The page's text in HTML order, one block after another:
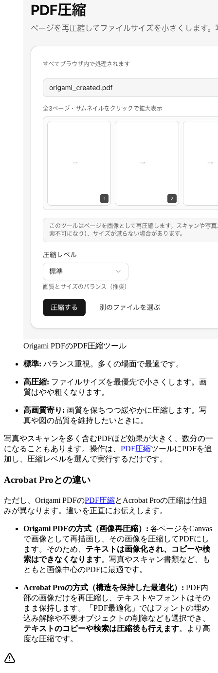
Origami PDFのPDF圧縮ツール
標準: バランス重視。多くの場面で最適です。
高圧縮: ファイルサイズを最優先で小さくします。画
質はやや粗くなります。
高画質寄り: 画質を保ちつつ緩やかに圧縮します。写
真や図の品質を維持したいときに。
写真やスキャンを多く含むPDFほど効果が大きく、数分の一
になることもあります。操作は、 PDF圧縮ツールにPDFを追
加し、圧縮レベルを選んで実行するだけです。
Acrobat Proとの違い
ただし、Origami PDFのPDF圧縮とAcrobat Proの圧縮は仕組
みが異なります。違いを正直にお伝えします。
Origami PDFの方式（画像再圧縮）: 各ページをCanvas
で画像として再描画し、その画像を圧縮してPDFにし
ます。そのため、 テキストは画像化され、コピーや検
索はできなくなります。写真やスキャン書類など、も
ともと画像中心のPDFに最適です。
Acrobat Proの方式（構造を保持した最適化）: PDF内
部の画像だけを再圧縮し、テキストやフォントはその
まま保持します。「PDF最適化」ではフォントの埋め
込み解除や不要オブジェクトの削除なども選択でき、
テキストのコピーや検索は圧縮後も行えます。より高
度な圧縮です。